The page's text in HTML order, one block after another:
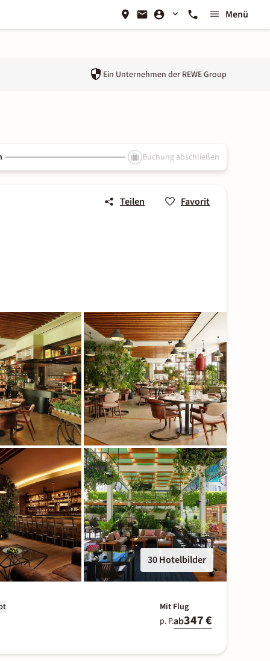
Menü
Ein Unternehmen der REWE Group
Buchung abschließen
Teilen Favorit
30 Hotelbilder
Mit Flug
p. P.ab347 €